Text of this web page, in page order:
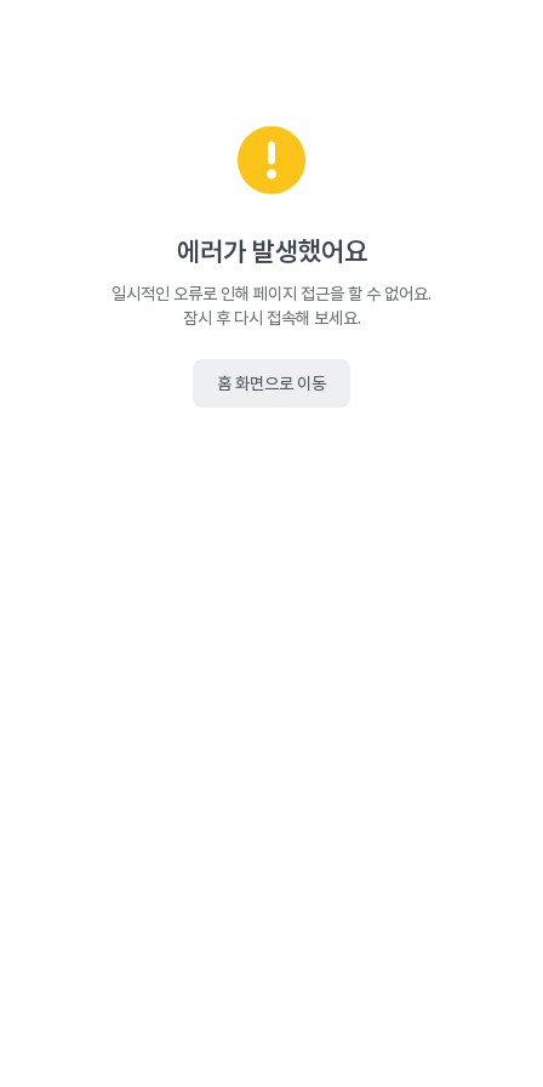
에러가 발생했어요
일시적인 오류로 인해 페이지 접근을 할 수 없어요.
잠시 후 다시 접속해 보세요.
홈 화면으로 이동